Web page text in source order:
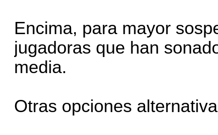
Encima, para mayor
jugadoras que han
media.
Otras opciones